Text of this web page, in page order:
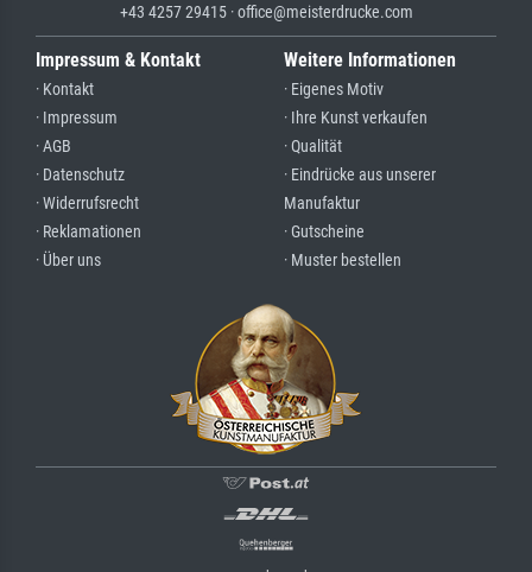
+43 4257 29415 · office@meisterdrucke.com
Impressum & Kontakt
· Kontakt
· Impressum
· AGB
· Datenschutz
· Widerrufsrecht
· Reklamationen
· Über uns
Weitere Informationen
· Eigenes Motiv
· Ihre Kunst verkaufen
· Qualität
· Eindrücke aus unserer
Manufaktur
· Gutscheine
· Muster bestellen